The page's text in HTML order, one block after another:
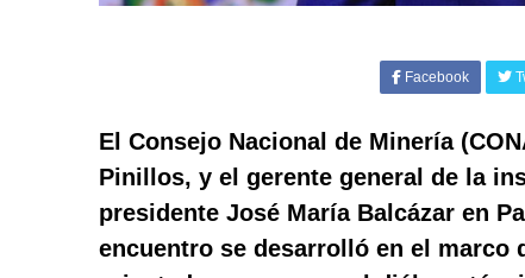
Facebook
El Consejo Nacional de Minería
Pinillos, y el gerente general de la
presidente José María Balcázar en
encuentro se desarrolló en el marco